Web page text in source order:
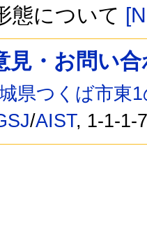
態について
見・お問い
県つくば市東
/AIST, 1-1-1-